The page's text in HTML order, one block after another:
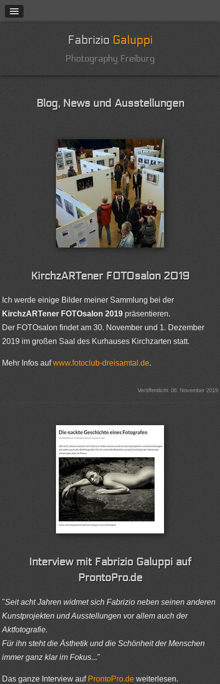
Fabrizio Galuppi
Photography Freiburg
Blog, News und Ausstellungen
KirchzARTener FOTOsalon 2019
Ich werde einige Bilder meiner Sammlung bei der
KirchzARTener FOTOsalon 2019 präsentieren.
Der FOTOsalon findet am 30. November und 1. Dezember
2019 im großen Saal des Kurhauses Kirchzarten statt.
Mehr Infos aufwww.fotoclub-dreisamtal.de.
Veröffentlicht: 08. November 2019
Interview mit Fabrizio Galuppi auf
ProntoPro.de
"Seit acht Jahren widmet sich Fabrizio neben seinen anderen
Kunstprojekten und Ausstellungen vor allem auch der
Aktfotografie.
Für ihn steht die Ästhetik und die Schönheit der Menschen
immer ganz klar im Fokus..."
Das ganze Interview auf ProntoPro.de weiterlesen.